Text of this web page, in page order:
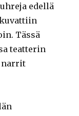
edellä
Tässä
teatterin
narrit